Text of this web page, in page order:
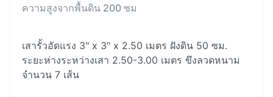
ความสูงจากพื้นดิน 200 ซม
เสารั้วอัดแรง 3" x 3" x 2.50 เมตร ฝังดิน 50 ซม.
ระยะห่างระหว่างเสา 2.50-3.00 เมตร ขึงลวดหนาม
จำนวน 7 เส้น